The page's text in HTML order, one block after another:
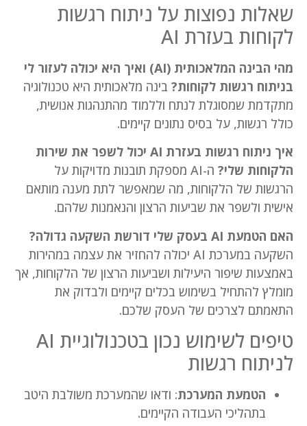
שאלות נפוצות על ניתוח רגשות
לקוחות בעזרת AI
מהי הבינה המלאכותית (AI) ואיך היא יכולה לעזור לי
בניתוח רגשות לקוחות? בינה מלאכותית היא טכנולוגיה
מתקדמת שמסוגלת לנתח וללמוד מהתנהגות אנושית,
כולל רגשות, על בסיס נתונים קיימים.
איך ניתוח רגשות בעזרת AI יכול לשפר את שירות
הלקוחות שלי?
ה-AI מספקת תובנות מדויקות על
הרגשות של הלקוחות, מה שמאפשר לתת מענה מותאם
אישית ולשפר את שביעות הרצון והנאמנות שלהם.
האם הטמעת AI בעסק שלי דורשת השקעה גדולה?
השקעה במערכת AI יכולה להחזיר את עצמה במהירות
באמצעות שיפור היעילות ושביעות הרצון של הלקוחות, אך
מומלץ להתחיל בשימוש בכלים קיימים ולבדוק את
התאמתם לצרכים של העסק שלכם.
טיפים לשימוש נכון בטכנולוגיית AI
לניתוח רגשות
הטמעת המערכת: ודאו שהמערכת משולבת היטב
בתהליכי העבודה הקיימים.